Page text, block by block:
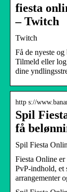
fiesta
– Twitch
Twitch
Få de nyeste
Tilmeld eller
dine
http s://
Spil
få
Spil Fiesta
Fiesta Online
PvP-indhold, et
arrangementer